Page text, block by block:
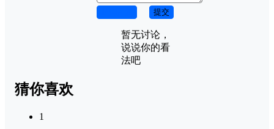
提交
暂无讨论，
说说你的看
法吧
猜你喜欢
1